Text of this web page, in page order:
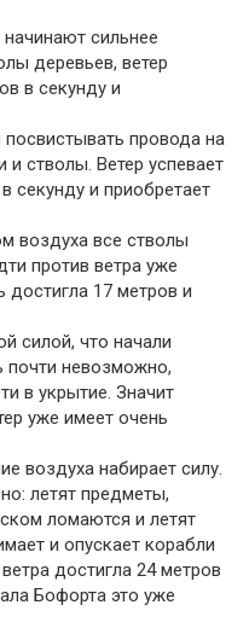
сильнее
деревьев, ветер
в секунду и
провода на
и стволы. Ветер успевает
секунду и приобретает
воздуха все стволы
против ветра уже
достигла 17 метров и
силой, что начали
почти невозможно,
в укрытие. Значит
уже имеет очень
воздуха набирает силу.
летят предметы,
ломаются и летят
и опускает корабли
достигла 24 метров
Бофорта это уже